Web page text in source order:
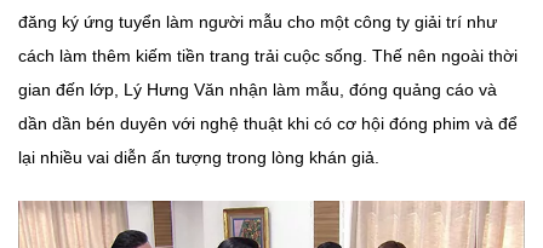
đăng ký ứng tuyển làm người mẫu cho một công ty giải trí như
cách làm thêm kiếm tiền trang trải cuộc sống. Thế nên ngoài thời
gian đến lớp, Lý Hưng Văn nhận làm mẫu, đóng quảng cáo và
dần dần bén duyên với nghệ thuật khi có cơ hội đóng phim và để
lại nhiều vai diễn ấn tượng trong lòng khán giả.